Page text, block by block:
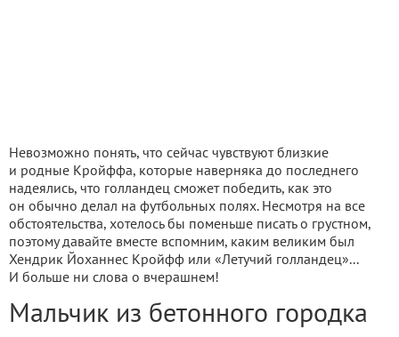
Невозможно понять, что сейчас чувствуют близкие
и родные Кройффа, которые наверняка до последнего
надеялись, что голландец сможет победить, как это
он обычно делал на футбольных полях. Несмотря на все
обстоятельства, хотелось бы поменьше писать о грустном,
поэтому давайте вместе вспомним, каким великим был
Хендрик Йоханнес Кройфф или «Летучий голландец»...
И больше ни слова о вчерашнем!
Мальчик из бетонного городка